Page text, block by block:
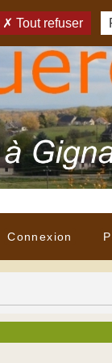
Connexion
Tout refuser